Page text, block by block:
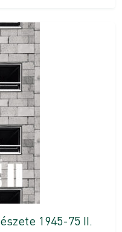
1945-75 II.